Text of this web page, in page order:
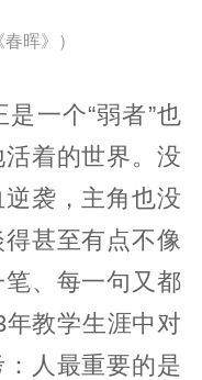
晖》）
是一个“弱者”也
着的世界。没
袭，主角也没
甚至有点不像
、每一句又都
教学生涯中对
人最重要的是